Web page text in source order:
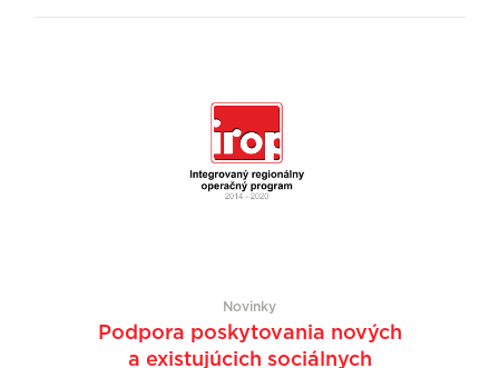
Novinky
Podpora poskytovania nových
a existujúcich sociálnych